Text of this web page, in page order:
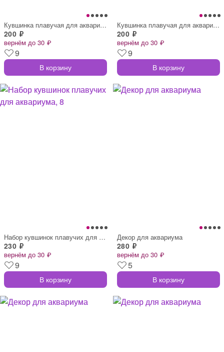
Кувшинка плавучая для аквариума, 10 см,
200 ₽
вернём до 30 ₽
9
В корзину
Кувшинка плавучая для аквариума, 10 см,
200 ₽
вернём до 30 ₽
9
В корзину
Набор кувшинок плавучих для аквариума, 8
230 ₽
вернём до 30 ₽
9
В корзину
Декор для аквариума
280 ₽
вернём до 30 ₽
5
В корзину